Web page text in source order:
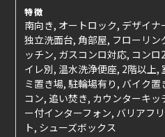
特徴
南向き, オートロック, デザイナ
独立洗面台, 角部屋, フローリ
ッチン, ガスコンロ対応, コン
イレ別, 温水洗浄便座, 2階以上,
ミ置き場, 駐輪場有り, バイク
コン, 追い焚き, カウンターキ
ー付インターフォン, バリアフ
ト, シューズボックス